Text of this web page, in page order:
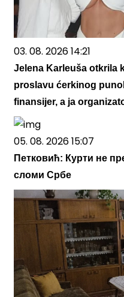
03. 08. 2026 14:21
Jelena Karleuša otkrila
proslavu ćerkinog
finansijer, a ja
05. 08. 2026 15:07
Петковић: Курти не
сломи Србе